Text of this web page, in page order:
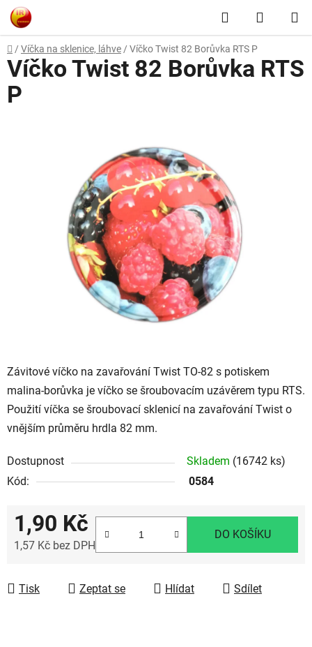
Přejít
na
obsah
Hledat
KOŠÍK
Domů
/ Víčka na sklenice, láhve / Víčko Twist 82 Borůvka RTS P
Závitové víčko na zavařování Twist TO-82 s potiskem
malina-borůvka je víčko se šroubovacím uzávěrem typu RTS.
Použití víčka se šroubovací sklenicí na zavařování Twist o
vnějším průměru hrdla 82 mm.
Dostupnost Skladem (16742 ks)
Kód:
0584
1,90 Kč
1,57 Kč bez DPH
DO KOŠÍKU
Tisk Zeptat se Hlídat Sdílet
Víčko Twist 82 Borůvka RTS
P